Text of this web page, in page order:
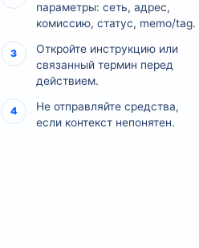
параметры: сеть, адрес,
комиссию, статус, memo/tag.
Откройте инструкцию или
связанный термин перед
действием.
Не отправляйте средства,
если контекст непонятен.